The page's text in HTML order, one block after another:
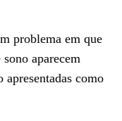
problema em que
aparecem
como